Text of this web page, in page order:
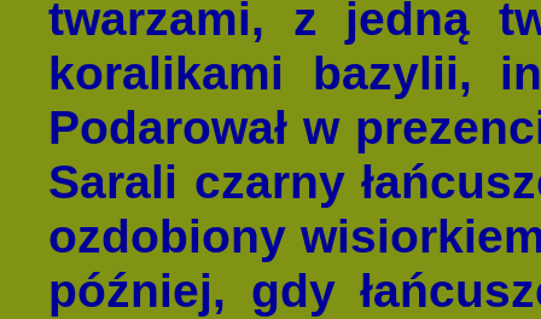
twarzami, z jedną
koralikami bazylii,
Podarował w
Sarali czarny
ozdobiony
później, gdy